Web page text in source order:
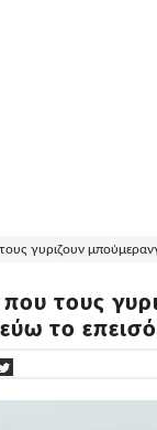
γυριζουν
τους
το